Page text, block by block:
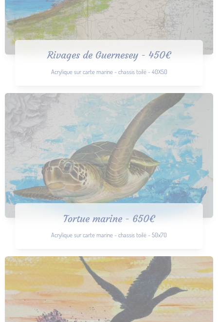
Rivages de Guernesey - 450€
Acrylique sur carte marine - chassis toilé - 40X50
Tortue marine - 650€
Acrylique sur carte marine - chassis toilé - 50x70